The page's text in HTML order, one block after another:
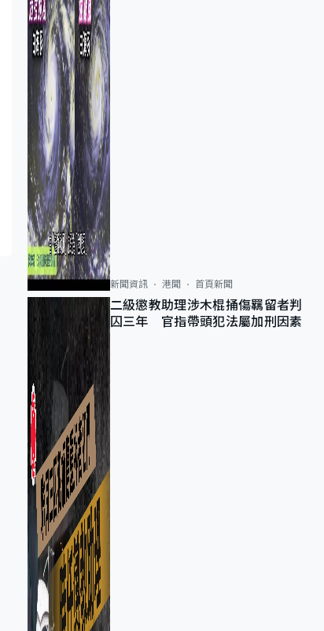
新聞資訊 港聞 首頁新聞
二級懲教助理涉木棍捅傷羈留者判
囚三年 官指帶頭犯法屬加刑因素